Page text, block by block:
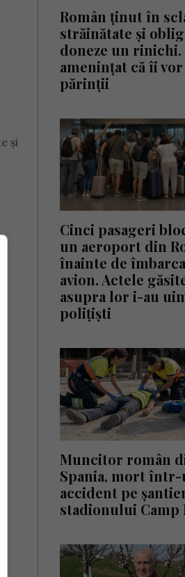
și
Român ținut în
străinătate și
doneze un rinichi.
amenințat că îi
părinții
Cinci pasageri
un aeroport din
înainte de
avion. Actele
asupra lor i-au
polițiști
Muncitor român
Spania, mort într-
accident pe
stadionului Camp